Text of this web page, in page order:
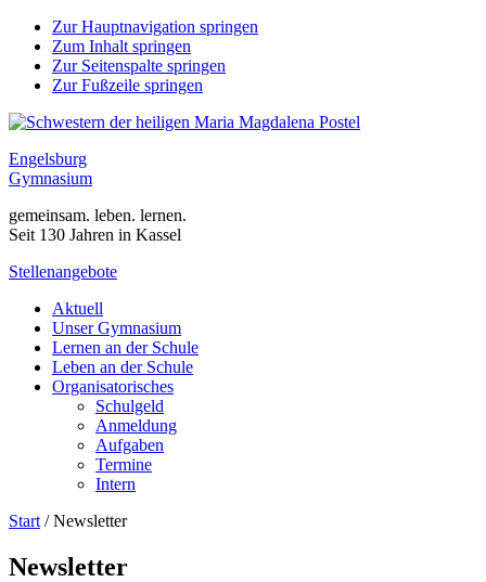
Zur Hauptnavigation springen
Zum Inhalt springen
Zur Seitenspalte springen
Zur Fußzeile springen
Engelsburg
Gymnasium
gemeinsam. leben. lernen.
Seit 130 Jahren in Kassel
Stellenangebote
Aktuell
Unser Gymnasium
Lernen an der Schule
Leben an der Schule
Organisatorisches
Schulgeld
Anmeldung
Aufgaben
Termine
Intern
Start /Newsletter
Newsletter